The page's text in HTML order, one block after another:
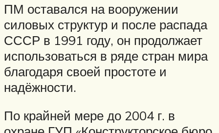
ПМ оставался на вооружении
силовых структур и после распада
СССР в 1991 году, он продолжает
использоваться в ряде стран мира
благодаря своей простоте и
надёжности.
По крайней мере до 2004 г. в